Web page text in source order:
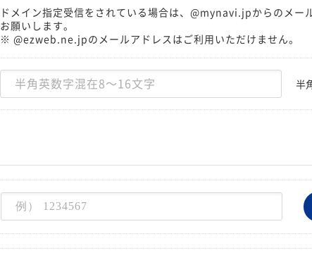
ドメイン指定受信をされている場合は、@mynavi.jpからのメー
お願いします。
※ @ezweb.ne.jpのメールアドレスはご利用いただけません。
半